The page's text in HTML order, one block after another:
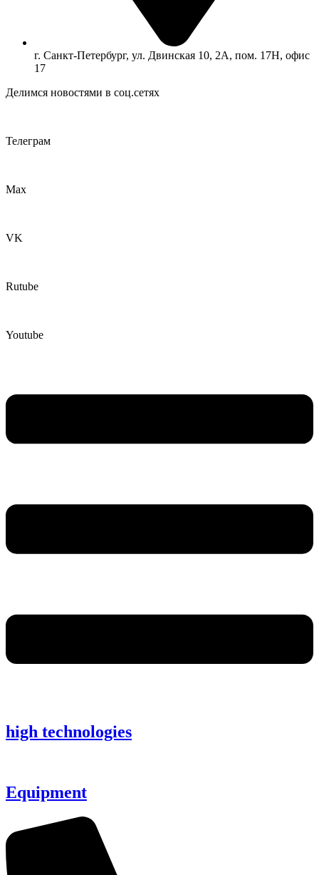
г. Санкт-Петербург, ул. Двинская 10, 2А, пом. 17Н, офис
17
Делимся новостями в соц.сетях
Телеграм
Max
VK
Rutube
Youtube
high technologies
Equipment